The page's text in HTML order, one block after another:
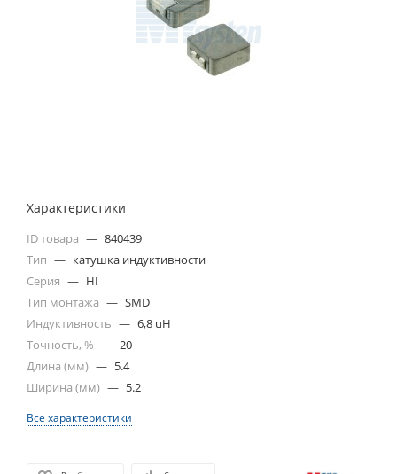
Характеристики
ID товара — 840439
Тип — катушка индуктивности
Серия — HI
Тип монтажа — SMD
Индуктивность — 6,8 uH
Точность, % — 20
Длина (мм) — 5.4
Ширина (мм) — 5.2
Все характеристики